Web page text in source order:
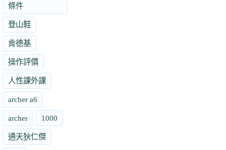
條件
登山鞋
肯德基
操作評價
人性課外課
archer a6
archer 1000
通天狄仁傑